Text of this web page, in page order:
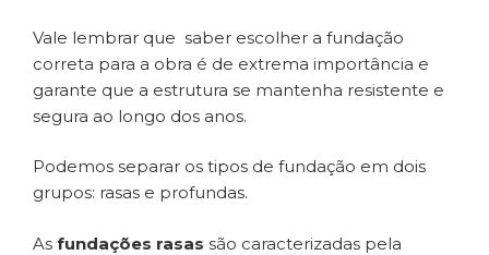
Vale lembrar que saber escolher a fundação
correta para a obra é de extrema importância e
garante que a estrutura se mantenha resistente e
segura ao longo dos anos.
Podemos separar os tipos de fundação em dois
grupos: rasas e profundas.
As fundações rasas são caracterizadas pela